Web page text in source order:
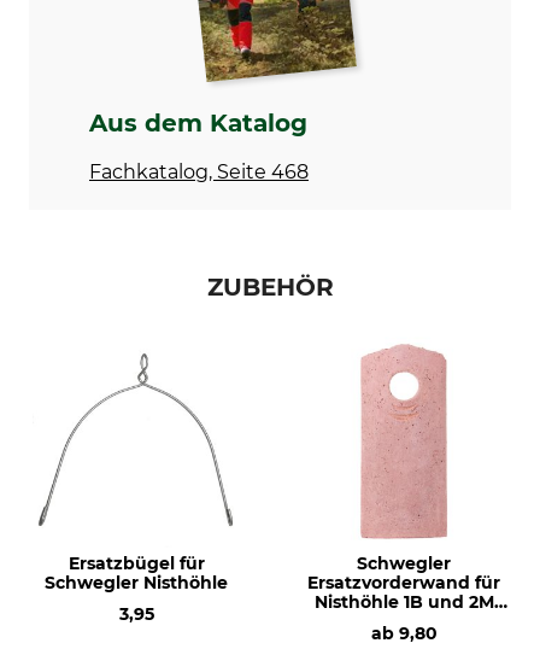
Tiefe (außen)
18 cm
Made in Germany
Aus dem Katalog
Fachkatalog, Seite 468
ZUBEHÖR
Ersatzbügel für
Schwegler Nisthöhle
3,95
Schwegler
Ersatzvorderwand für
Nisthöhle 1B und 2M
mit Flugloch 32 mm
ab 9,80